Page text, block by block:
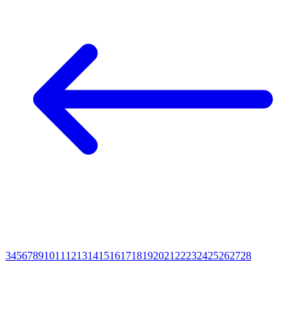
34567891011 12131415161718192021 22232425262728